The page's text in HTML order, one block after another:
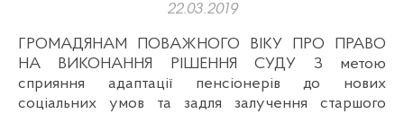
22.03.2019
ГРОМАДЯНАМ ПОВАЖНОГО ВІКУ ПРО ПРАВО
НА ВИКОНАННЯ РІШЕННЯ СУДУ З метою
сприяння адаптації пенсіонерів до нових
соціальних умов та задля залучення старшого